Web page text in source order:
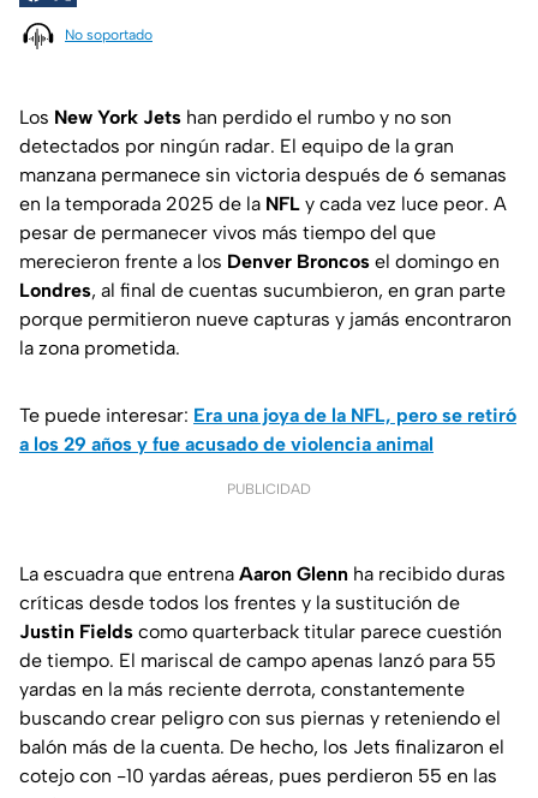
No soportado
Los New York Jets han perdido el rumbo y no son
detectados por ningún radar. El equipo de la gran
manzana permanece sin victoria después de 6 semanas
en la temporada 2025 de la NFL y cada vez luce peor. A
pesar de permanecer vivos más tiempo del que
merecieron frente a los Denver Broncos el domingo en
Londres, al final de cuentas sucumbieron, en gran parte
porque permitieron nueve capturas y jamás encontraron
la zona prometida.
Te puede interesar: Era una joya de la NFL, pero se retiró
a los 29 años y fue acusado de violencia animal
PUBLICIDAD
La escuadra que entrena Aaron Glenn ha recibido duras
críticas desde todos los frentes y la sustitución de
Justin Fields como quarterback titular parece cuestión
de tiempo. El mariscal de campo apenas lanzó para 55
yardas en la más reciente derrota, constantemente
buscando crear peligro con sus piernas y reteniendo el
balón más de la cuenta. De hecho, los Jets finalizaron el
cotejo con -10 yardas aéreas, pues perdieron 55 en las